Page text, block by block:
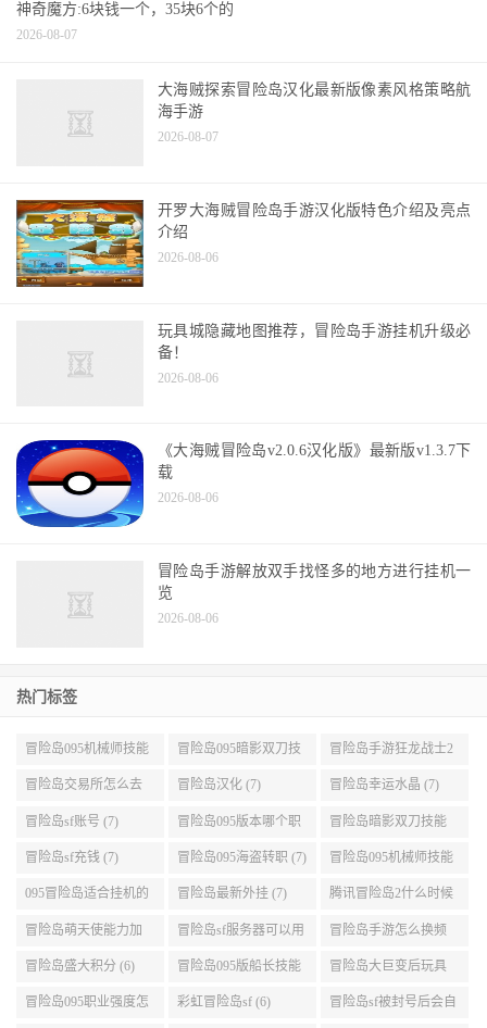
神奇魔方:6块钱一个，35块6个的
2026-08-07
大海贼探索冒险岛汉化最新版像素风格策略航
海手游
2026-08-07
开罗大海贼冒险岛手游汉化版特色介绍及亮点
介绍
2026-08-06
玩具城隐藏地图推荐，冒险岛手游挂机升级必
备！
2026-08-06
《大海贼冒险岛v2.0.6汉化版》最新版v1.3.7下
载
2026-08-06
冒险岛手游解放双手找怪多的地方进行挂机一
览
2026-08-06
热门标签
冒险岛095机械师技能
展示 (9)
冒险岛095暗影双刀技
能加点 (9)
冒险岛手游狂龙战士2
转 (9)
冒险岛交易所怎么去
(8)
冒险岛汉化 (7) 冒险岛幸运水晶 (7)
冒险岛sf账号 (7) 冒险岛095版本哪个职
业段数高些 (7)
冒险岛暗影双刀技能
加点095版本 (7)
冒险岛sf充钱 (7) 冒险岛095海盗转职 (7) 冒险岛095机械师技能
演示 (7)
095冒险岛适合挂机的
地图 (7)
冒险岛最新外挂 (7) 腾讯冒险岛2什么时候
公测 (7)
冒险岛萌天使能力加
点 (6)
冒险岛sf服务器可以用
自己电脑 (6)
冒险岛手游怎么换频
道 (6)
冒险岛盛大积分 (6) 冒险岛095版船长技能
介绍 (6)
冒险岛大巨变后玩具
城组队任务 (6)
冒险岛095职业强度怎 彩虹冒险岛sf (6) 冒险岛sf被封号后会自